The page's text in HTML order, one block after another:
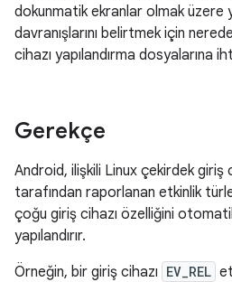
dokunmatik ekranlar olmak üzere
davranışlarını belirtmek için
cihazı yapılandırma dosyalarına
Gerekçe
Android, ilişkili Linux çekirdek giriş
tarafından raporlanan etkinlik
çoğu giriş cihazı özelliğini
yapılandırır.
Örneğin, bir giriş cihazı EV_REL